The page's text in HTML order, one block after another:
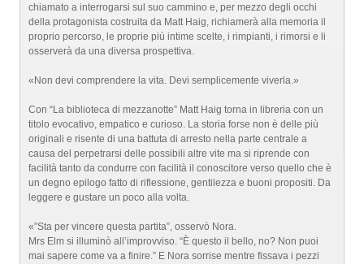
chiamato a interrogarsi sul suo cammino e, per mezzo degli occhi
della protagonista costruita da Matt Haig, richiamerà alla memoria il
proprio percorso, le proprie più intime scelte, i rimpianti, i rimorsi e li
osserverà da una diversa prospettiva.
«Non devi comprendere la vita. Devi semplicemente viverla.»
Con “La biblioteca di mezzanotte” Matt Haig torna in libreria con un
titolo evocativo, empatico e curioso. La storia forse non è delle più
originali e risente di una battuta di arresto nella parte centrale a
causa del perpetrarsi delle possibili altre vite ma si riprende con
facilità tanto da condurre con facilità il conoscitore verso quello che è
un degno epilogo fatto di riflessione, gentilezza e buoni propositi. Da
leggere e gustare un poco alla volta.
«”Sta per vincere questa partita”, osservò Nora.
Mrs Elm si illuminò all’improvviso. “È questo il bello, no? Non puoi
mai sapere come va a finire.” E Nora sorrise mentre fissava i pezzi